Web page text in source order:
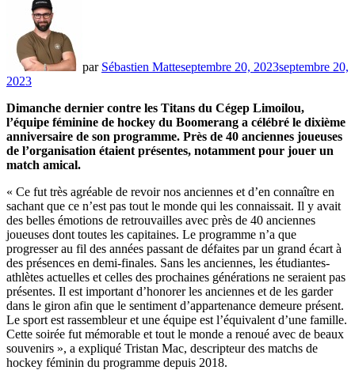
par Sébastien Matteseptembre 20, 2023septembre 20,
2023
Dimanche dernier contre les Titans du Cégep Limoilou,
l’équipe féminine de hockey du Boomerang a célébré le dixième
anniversaire de son programme. Près de 40 anciennes joueuses
de l’organisation étaient présentes, notamment pour jouer un
match amical.
« Ce fut très agréable de revoir nos anciennes et d’en connaître en
sachant que ce n’est pas tout le monde qui les connaissait. Il y avait
des belles émotions de retrouvailles avec près de 40 anciennes
joueuses dont toutes les capitaines. Le programme n’a que
progresser au fil des années passant de défaites par un grand écart à
des présences en demi-finales. Sans les anciennes, les étudiantes-
athlètes actuelles et celles des prochaines générations ne seraient pas
présentes. Il est important d’honorer les anciennes et de les garder
dans le giron afin que le sentiment d’appartenance demeure présent.
Le sport est rassembleur et une équipe est l’équivalent d’une famille.
Cette soirée fut mémorable et tout le monde a renoué avec de beaux
souvenirs », a expliqué Tristan Mac, descripteur des matchs de
hockey féminin du programme depuis 2018.